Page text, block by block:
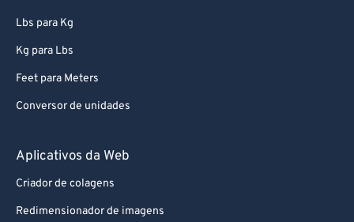
Lbs para Kg
Kg para Lbs
Feet para Meters
Conversor de unidades
Aplicativos da Web
Criador de colagens
Redimensionador de imagens